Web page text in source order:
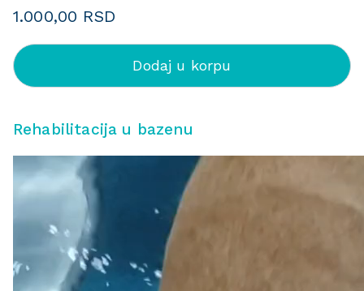
1.000,00 RSD
Dodaj u korpu
Rehabilitacija u bazenu
e